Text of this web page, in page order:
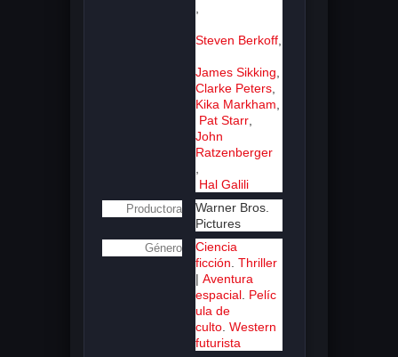
Steven Berkoff
James Sikking
Clarke Peters
Kika Markham
Pat Starr
John
Ratzenberger
Hal Galili
Productora
Warner Bros.
Pictures
Género
Ciencia
ficción Thriller
| Aventura
espacial Pelíc
ula de
culto Western
futurista